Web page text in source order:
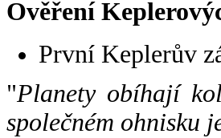
Ověření
První Keplerův
"Planety obíhají
společném ohnisku